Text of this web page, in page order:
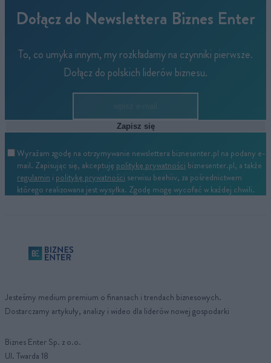
Dołącz do Newslettera Biznes Enter
To, co umyka innym, my rozkładamy na czynniki pierwsze.
Dołącz do polskich liderów biznesu.
Zapisz się
Wyrażam zgodę na otrzymywanie newslettera biznesenter.pl na podany e-
mail. Zapisując się, akceptuję politykę prywatności biznesenter.pl, a także
regulamin i politykę prywatności serwisu beehiiv, za pośrednictwem
którego realizowana jest wysyłka. Zgodę mogę wycofać w każdej chwili.
Jesteśmy medium premium o finansach i trendach biznesowych.
Dostarczamy artykuły, analizy i wideo dla liderów nowej gospodarki
Biznes Enter Sp. z o.o.
Ul. Twarda 18